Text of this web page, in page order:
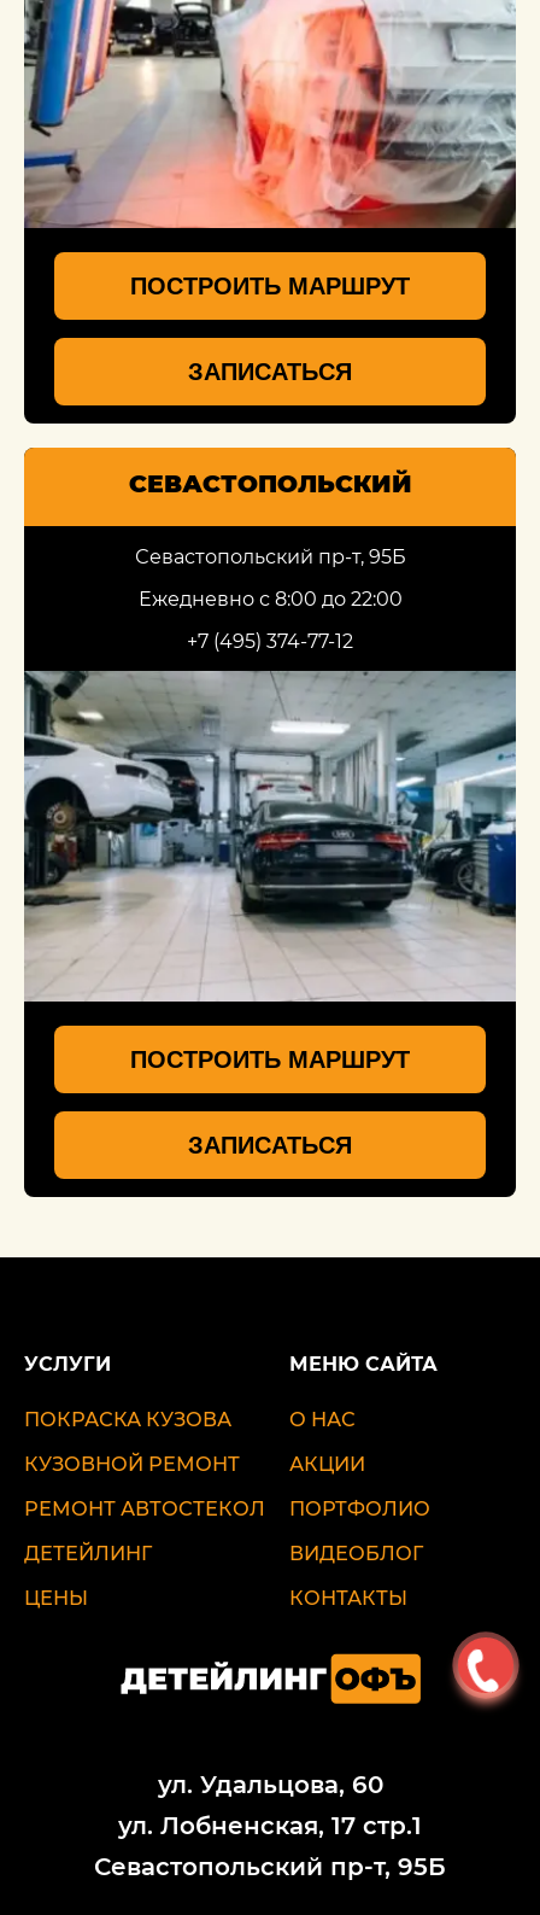
ПОСТРОИТЬ МАРШРУТ
ЗАПИСАТЬСЯ
СЕВАСТОПОЛЬСКИЙ
Севастопольский пр-т, 95Б
Ежедневно с 8:00 до 22:00
+7 (495) 374-77-12
ПОСТРОИТЬ МАРШРУТ
ЗАПИСАТЬСЯ
УСЛУГИ
ПОКРАСКА КУЗОВА
КУЗОВНОЙ РЕМОНТ
РЕМОНТ АВТОСТЕКОЛ
ДЕТЕЙЛИНГ
ЦЕНЫ
МЕНЮ САЙТА
О НАС
АКЦИИ
ПОРТФОЛИО
ВИДЕОБЛОГ
КОНТАКТЫ
ул. Удальцова, 60
ул. Лобненская, 17 стр.1
Севастопольский пр-т, 95Б